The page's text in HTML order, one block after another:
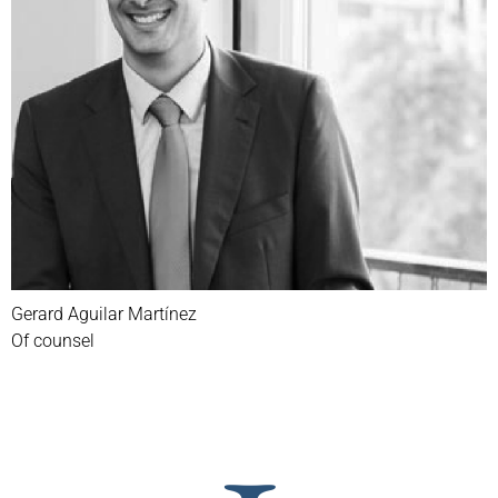
Gerard Aguilar Martínez
Of counsel